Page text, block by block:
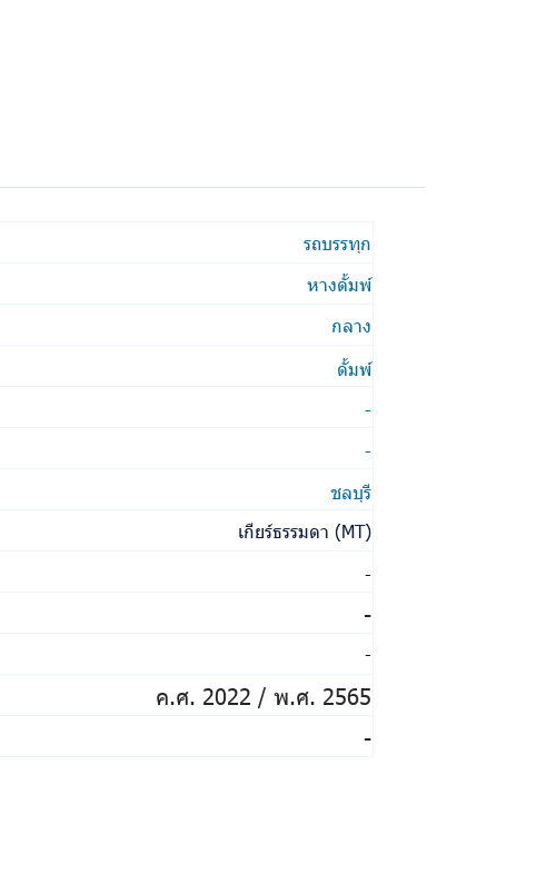
รถบรรทุก
หางดั้มพ์
กลาง
ดั้มพ์
-
-
ชลบุรี
เกียร์ธรรมดา (MT)
-
-
-
ค.ศ. 2022 / พ.ศ. 2565
-